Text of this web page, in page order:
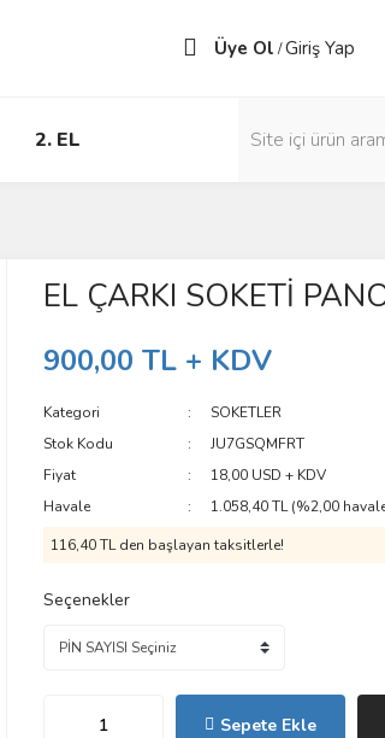
Üye Ol /Giriş Yap
2. EL
EL ÇARKI SOKETİ
900,00 TL + KDV
Kategori
SOKETLER
Stok Kodu
JU7GSQMFRT
Fiyat
18,00 USD + KDV
Havale
1.058,40 TL (%2,00
116,40 TL den başlayan taksitlerle!
Seçenekler
Sepete Ekle